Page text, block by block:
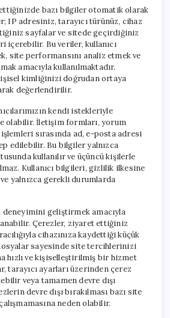
bazı bilgiler otomatik olarak
IP adresiniz, tarayıcı türünüz, cihaz
sayfalar ve sitede geçirdiğiniz
içerebilir. Bu veriler, kullanıcı
site performansını analiz etmek ve
amacıyla kullanılmaktadır.
kimliğinizi doğrudan ortaya
değerlendirilir.
kendi istekleriyle
olabilir. İletişim formları, yorum
sırasında ad, e-posta adresi
edilebilir. Bu bilgiler yalnızca
kullanılır ve üçüncü kişilerle
Kullanıcı bilgileri, gizlilik ilkesine
yalnızca gerekli durumlarda
deneyimini geliştirmek amacıyla
Çerezler, ziyaret ettiğiniz
cihazınıza kaydettiği küçük
sayesinde site tercihlerinizi
hızlı ve kişiselleştirilmiş bir hizmet
tarayıcı ayarları üzerinden çerez
veya tamamen devre dışı
devre dışı bırakılması bazı site
neden olabilir.